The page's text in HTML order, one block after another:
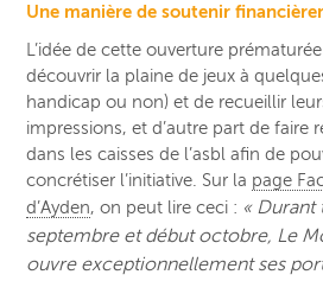
Une manière de soutenir
L’idée de cette ouverture
découvrir la plaine de jeux à
handicap ou non) et de recueillir
impressions, et d’autre part de faire
dans les caisses de l’asbl afin de
concrétiser l’initiative. Sur la page
d’Ayden, on peut lire ceci : « Durant
septembre et début octobre, Le
ouvre exceptionnellement ses